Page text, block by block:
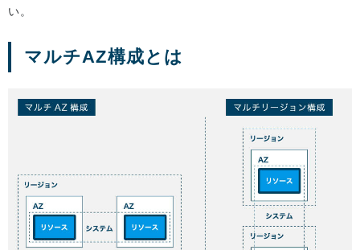
い。
マルチAZ構成とは